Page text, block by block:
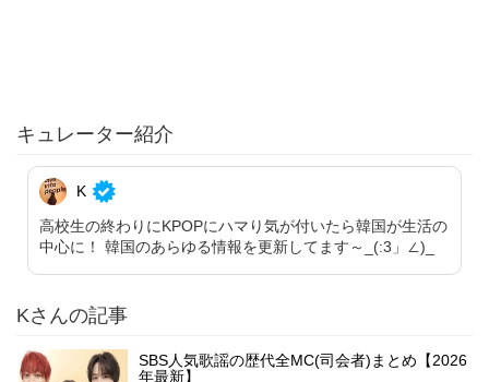
キュレーター紹介
K
高校生の終わりにKPOPにハマり気が付いたら韓国が生活の
中心に！ 韓国のあらゆる情報を更新してます～_(:3」∠)_
Kさんの記事
SBS人気歌謡の歴代全MC(司会者)まとめ【2026
年最新】